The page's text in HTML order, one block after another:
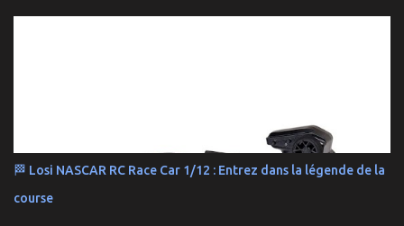
🏁 Losi NASCAR RC Race Car 1/12 : Entrez dans la légende de la
course